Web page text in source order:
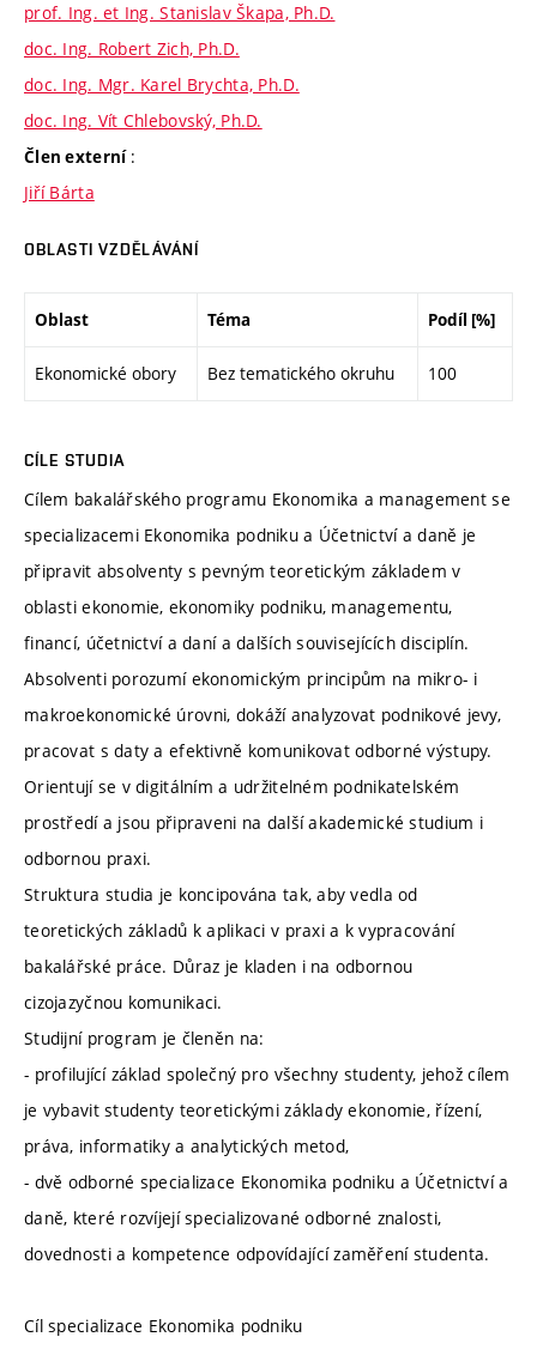
prof. Ing. et Ing. Stanislav Škapa, Ph.D.
doc. Ing. Robert Zich, Ph.D.
doc. Ing. Mgr. Karel Brychta, Ph.D.
doc. Ing. Vít Chlebovský, Ph.D.
Člen externí :
Jiří Bárta
OBLASTI VZDĚLÁVÁNÍ
Oblast Téma Podíl [%]
Ekonomické obory Bez tematického okruhu 100
CÍLE STUDIA
Cílem bakalářského programu Ekonomika a management se
specializacemi Ekonomika podniku a Účetnictví a daně je
připravit absolventy s pevným teoretickým základem v
oblasti ekonomie, ekonomiky podniku, managementu,
financí, účetnictví a daní a dalších souvisejících disciplín.
Absolventi porozumí ekonomickým principům na mikro- i
makroekonomické úrovni, dokáží analyzovat podnikové jevy,
pracovat s daty a efektivně komunikovat odborné výstupy.
Orientují se v digitálním a udržitelném podnikatelském
prostředí a jsou připraveni na další akademické studium i
odbornou praxi.
Struktura studia je koncipována tak, aby vedla od
teoretických základů k aplikaci v praxi a k vypracování
bakalářské práce. Důraz je kladen i na odbornou
cizojazyčnou komunikaci.
Studijní program je členěn na:
- profilující základ společný pro všechny studenty, jehož cílem
je vybavit studenty teoretickými základy ekonomie, řízení,
práva, informatiky a analytických metod,
- dvě odborné specializace Ekonomika podniku a Účetnictví a
daně, které rozvíjejí specializované odborné znalosti,
dovednosti a kompetence odpovídající zaměření studenta.
Cíl specializace Ekonomika podniku